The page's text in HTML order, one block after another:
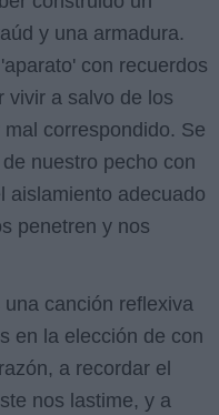
y una armadura.
con recuerdos
vivir a salvo de los
correspondido. Se
nuestro pecho con
aislamiento adecuado
penetren y nos
canción reflexiva
en la elección de con
a recordar el
nos lastime, y a